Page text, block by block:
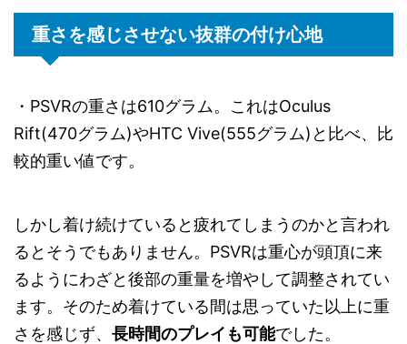
重さを感じさせない抜群の付け心地
・PSVRの重さは610グラム。これはOculus
Rift(470グラム)やHTC Vive(555グラム)と比べ、比
較的重い値です。
しかし着け続けていると疲れてしまうのかと言われ
るとそうでもありません。PSVRは重心が頭頂に来
るようにわざと後部の重量を増やして調整されてい
ます。そのため着けている間は思っていた以上に重
さを感じず、 長時間のプレイも可能でした。